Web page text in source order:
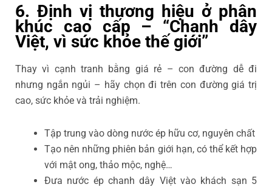
6. Định vị thương hiệu ở phân
khúc cao cấp – “Chanh dây
Việt, vì sức khỏe thế giới”
Thay vì cạnh tranh bằng giá rẻ – con đường dễ đi
nhưng ngắn ngủi – hãy chọn đi trên con đường giá trị
cao, sức khỏe và trải nghiệm.
Tập trung vào dòng nước ép hữu cơ, nguyên chất
Tạo nên những phiên bản giới hạn, có thể kết hợp
với mật ong, thảo mộc, nghệ…
Đưa nước ép chanh dây Việt vào khách sạn 5